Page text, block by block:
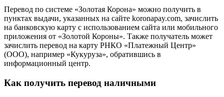
Перевод по системе «Золотая Корона» можно получить в
пунктах выдачи, указанных на сайте koronapay.com, зачислить
на банковскую карту с использованием сайта или мобильного
приложения от «Золотой Короны». Также получатель может
зачислить перевод на карту РНКО «Платежный Центр»
(ООО), например «Кукуруза», обратившись в
информационный центр.
Как получить перевод наличными